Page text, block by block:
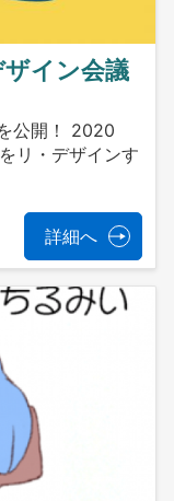
ザイン会議
公開！ 2020
リ・デザインす
詳細へ